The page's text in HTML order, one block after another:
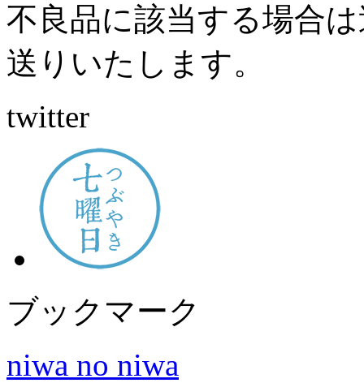
不良品に該当する場合
送りいたします。
twitter
ブックマーク
niwa no niwa